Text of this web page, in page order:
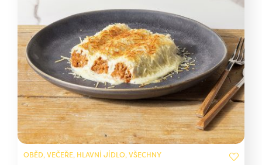
OBĚD, VEČEŘE, HLAVNÍ JÍDLO, VŠECHNY